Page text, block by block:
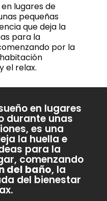
lugares de
pequeñas
que deja la
para la
por la
el relax.
en lugares
durante unas
es una
la huella e
para la
comenzando
del baño, la
del bienestar